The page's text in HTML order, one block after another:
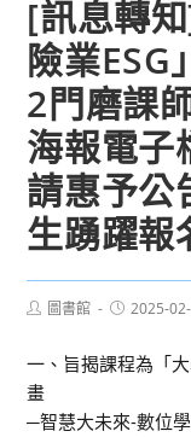
[訊息轉
險業ESG
2門磨課
海報電子
請惠予公
生踴躍報
Post圖書館
Post2025-
一、旨揭課程為「
畫
─智慧大未來-數位